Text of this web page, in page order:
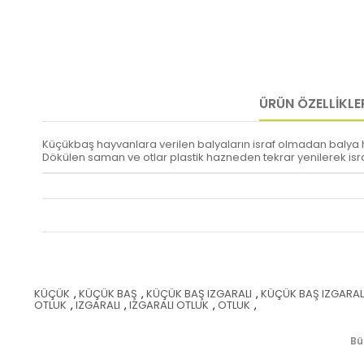
ÜRÜN
Küçükbaş hayvanlara verilen balyaların israf olmadan
Dökülen saman ve otlar plastik hazneden tekrar yenilerek
KÜÇÜK , KÜÇÜK BAŞ , KÜÇÜK BAŞ IZGARALI , KÜÇÜK BAŞ
OTLUK , IZGARALI , IZGARALI OTLUK , OTLUK ,